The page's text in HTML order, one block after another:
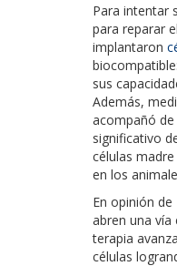
Para intentar
para reparar
implantaron
sus
Además,
acompañó
significativo
células
en los
En opinión
abren una
terapia
células